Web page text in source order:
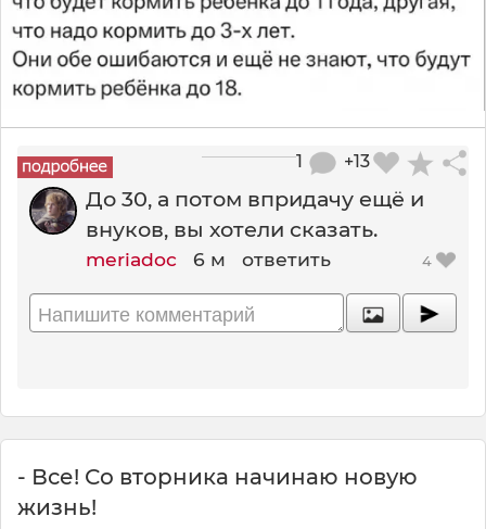
+13
1
До 30, а потом впридачу ещё и
внуков, вы хотели сказать.
meriadoc 6 м ответить 4
- Все! Со вторника начинаю новую
жизнь!